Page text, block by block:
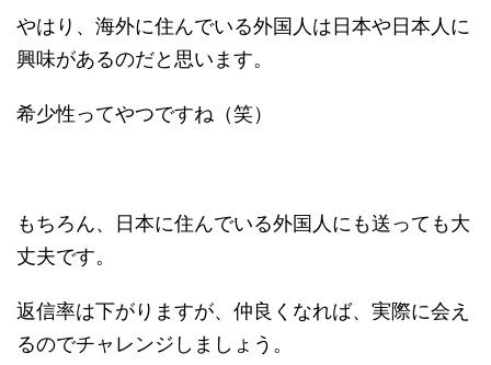
やはり、海外に住んでいる外国人は日本や日本人に
興味があるのだと思います。
希少性ってやつですね（笑）
もちろん、日本に住んでいる外国人にも送っても大
丈夫です。
返信率は下がりますが、仲良くなれば、実際に会え
るのでチャレンジしましょう。